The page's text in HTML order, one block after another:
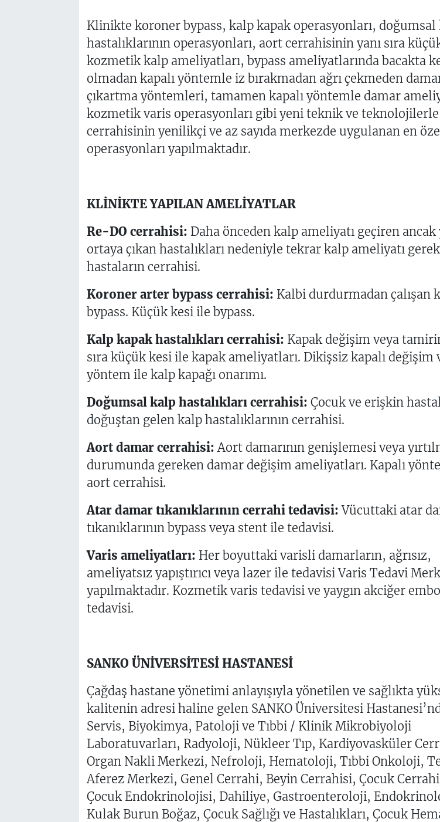
Klinikte koroner bypass, kalp kapak operasyonları, doğumsal
hastalıklarının operasyonları, aort cerrahisinin yanı sıra
kozmetik kalp ameliyatları, bypass ameliyatlarında bacakta
olmadan kapalı yöntemle iz bırakmadan ağrı çekmeden
çıkartma yöntemleri, tamamen kapalı yöntemle damar
kozmetik varis operasyonları gibi yeni teknik ve
cerrahisinin yenilikçi ve az sayıda merkezde uygulanan en
operasyonları yapılmaktadır.
KLİNİKTE YAPILAN AMELİYATLAR
Re-DO cerrahisi: Daha önceden kalp ameliyatı geçiren ancak
ortaya çıkan hastalıkları nedeniyle tekrar kalp ameliyatı
hastaların cerrahisi.
Koroner arter bypass cerrahisi: Kalbi durdurmadan çalışan
bypass. Küçük kesi ile bypass.
Kalp kapak hastalıkları cerrahisi: Kapak değişim veya
sıra küçük kesi ile kapak ameliyatları. Dikişsiz kapalı değişim
yöntem ile kalp kapağı onarımı.
Doğumsal kalp hastalıkları cerrahisi: Çocuk ve erişkin
doğuştan gelen kalp hastalıklarının cerrahisi.
Aort damar cerrahisi: Aort damarının genişlemesi veya
durumunda gereken damar değişim ameliyatları. Kapalı
aort cerrahisi.
Atar damar tıkanıklarının cerrahi tedavisi: Vücuttaki atar
tıkanıklarının bypass veya stent ile tedavisi.
Varis ameliyatları: Her boyuttaki varisli damarların, ağrısız,
ameliyatsız yapıştırıcı veya lazer ile tedavisi Varis Tedavi
yapılmaktadır. Kozmetik varis tedavisi ve yaygın akciğer
tedavisi.
SANKO ÜNİVERSİTESİ HASTANESİ
Çağdaş hastane yönetimi anlayışıyla yönetilen ve sağlıkta
kalitenin adresi haline gelen SANKO Üniversitesi
Servis, Biyokimya, Patoloji ve Tıbbi / Klinik Mikrobiyoloji
Laboratuvarları, Radyoloji, Nükleer Tıp, Kardiyovasküler
Organ Nakli Merkezi, Nefroloji, Hematoloji, Tıbbi Onkoloji,
Aferez Merkezi, Genel Cerrahi, Beyin Cerrahisi, Çocuk
Çocuk Endokrinolojisi, Dahiliye, Gastroenteroloji,
Kulak Burun Boğaz, Çocuk Sağlığı ve Hastalıkları, Çocuk